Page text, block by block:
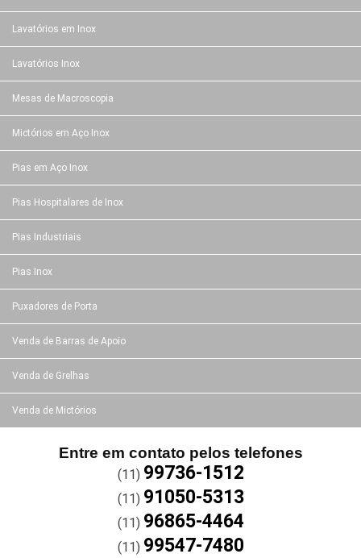
Lavatórios em Inox
Lavatórios Inox
Mesas de Macroscopia
Mictórios em Aço Inox
Pias em Aço Inox
Pias Hospitalares de Inox
Pias Industriais
Pias Inox
Puxadores de Porta
Venda de Barras de Apoio
Venda de Grelhas
Venda de Mictórios
Entre em contato pelos telefones
(11) 99736-1512
(11) 91050-5313
(11) 96865-4464
(11) 99547-7480